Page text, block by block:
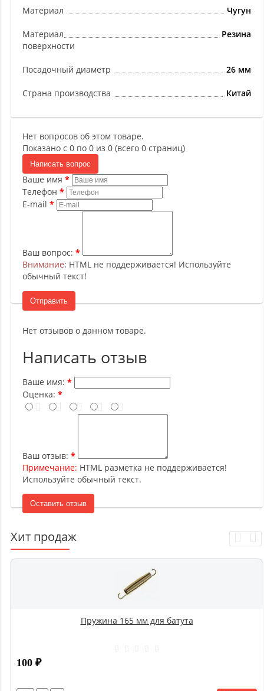
Материал Чугун
Материал
поверхности
Резина
Посадочный диаметр 26 мм
Страна производства Китай
Нет вопросов об этом товаре.
Показано с 0 по 0 из 0 (всего 0 страниц)
Написать вопрос
Ваше имя
Телефон
E-mail
Ваш вопрос:
Внимание: HTML не поддерживается! Используйте
обычный текст!
Отправить
Нет отзывов о данном товаре.
Написать отзыв
Ваше имя:
Оценка:
Ваш отзыв:
Примечание: HTML разметка не поддерживается!
Используйте обычный текст.
Оставить отзыв
Хит продаж
Пружина 165 мм для батута
100 ₽